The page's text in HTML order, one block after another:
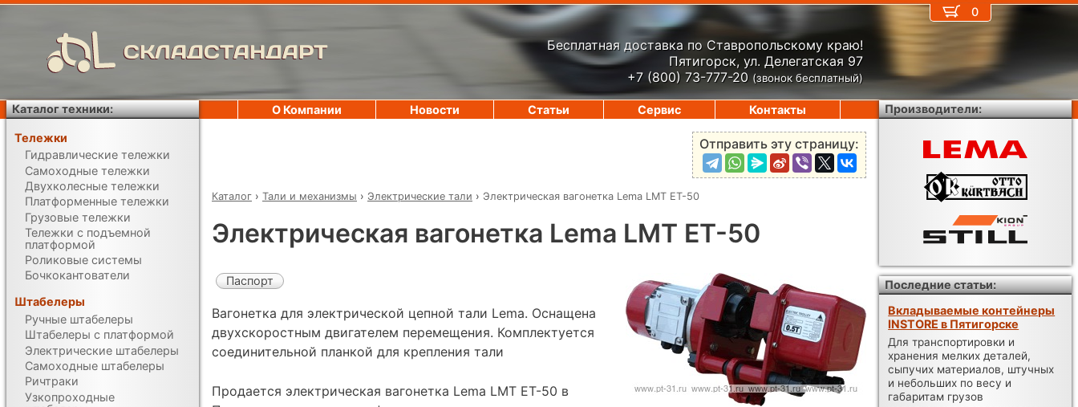
СКЛАДСТАНДАРТ
Бесплатная доставка по Ставропольскому краю!
Пятигорск, ул. Делегатская 97
+7 (800) 73-777-20 (звонок бесплатный)
Отправить эту страницу:
Каталог › Тали и механизмы › Электрические тали › Электрическая вагонетка Lema LMT ET-50
Электрическая вагонетка Lema LMT ET-50
Паспорт
Вагонетка для электрической цепной тали Lema. Оснащена
двухскоростным двигателем перемещения. Комплектуется
соединительной планкой для крепления тали
Продается электрическая вагонетка Lema LMT ET-50 в
0
О Компании Новости Статьи Сервис Контакты
Каталог техники:
Тележки
Гидравлические тележки
Самоходные тележки
Двухколесные тележки
Платформенные тележки
Грузовые тележки
Тележки с подъемной
платформой
Роликовые системы
Бочкокантователи
Штабелеры
Ручные штабелеры
Штабелеры с платформой
Электрические штабелеры
Самоходные штабелеры
Ричтраки
Узкопроходные
Производители:
Последние статьи:
Вкладываемые контейнеры
INSTORE в Пятигорске
Для транспортировки и
хранения мелких деталей,
сыпучих материалов, штучных
и небольших по весу и
габаритам грузов